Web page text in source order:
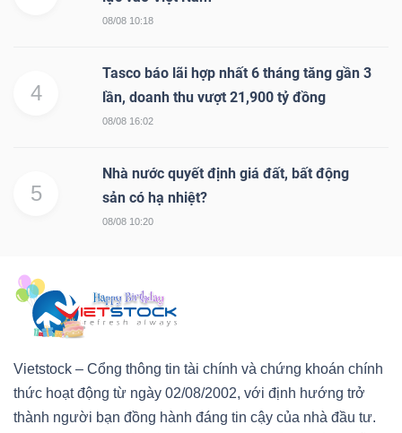
08/08 10:18
4
Tasco báo lãi hợp nhất 6 tháng tăng gần 3
lần, doanh thu vượt 21,900 tỷ đồng
08/08 16:02
5
Nhà nước quyết định giá đất, bất động
sản có hạ nhiệt?
08/08 10:20
Vietstock – Cổng thông tin tài chính và chứng khoán chính
thức hoạt động từ ngày 02/08/2002, với định hướng trở
thành người bạn đồng hành đáng tin cậy của nhà đầu tư.